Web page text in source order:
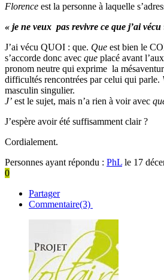
Florence est la personne à laquelle
« je ne veux pas revivre ce que j’ai vécu
J’ai vécu QUOI : que. Que est bien le
s’accorde donc avec que placé avant
pronom neutre qui exprime la
difficultés rencontrées par celui qui parle.
masculin singulier.
J’ est le sujet, mais n’a rien à voir avec
J’espère avoir été suffisamment clair ?
Cordialement.
Personnes ayant répondu : PhL le 17
0
Partager
Commentaire(3)